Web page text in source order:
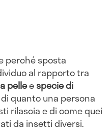
perché sposta
al rapporto tra
pelleespecie di
quanto una persona
rilascia e di come quei
da insetti diversi.